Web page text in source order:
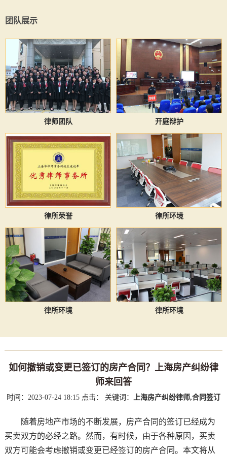
团队展示
律师团队 开庭辩护
律所荣誉 律所环境
律所环境 律所环境
如何撤销或变更已签订的房产合同？上海房产纠纷律
师来回答
时间：2023-07-24 18:15 点击： 关键词： 上海房产纠纷律师,合同签订
随着房地产市场的不断发展，房产合同的签订已经成为
买卖双方的必经之路。然而，有时候，由于各种原因，买卖
双方可能会考虑撤销或变更已经签订的房产合同。本文将从